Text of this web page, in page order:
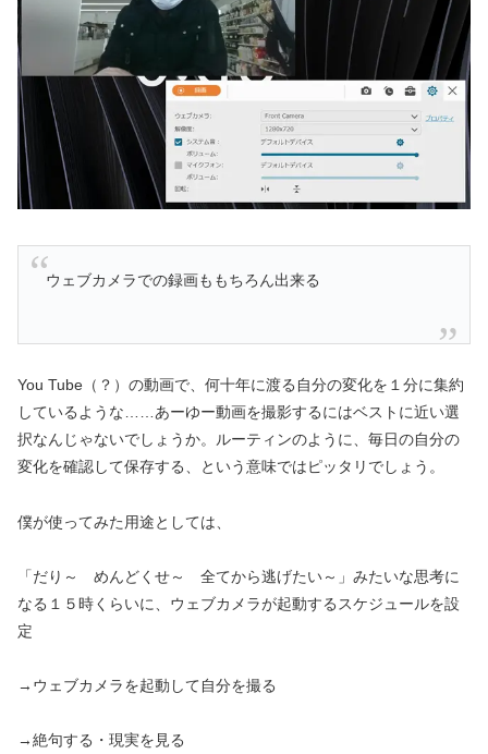
ウェブカメラでの録画ももちろん出来る
You Tube（？）の動画で、何十年に渡る自分の変化を１分に集約
しているような……あーゆー動画を撮影するにはベストに近い選
択なんじゃないでしょうか。ルーティンのように、毎日の自分の
変化を確認して保存する、という意味ではピッタリでしょう。
僕が使ってみた用途としては、
「だり～ めんどくせ～ 全てから逃げたい～」みたいな思考に
なる１５時くらいに、ウェブカメラが起動するスケジュールを設
定
→ウェブカメラを起動して自分を撮る
→絶句する・現実を見る